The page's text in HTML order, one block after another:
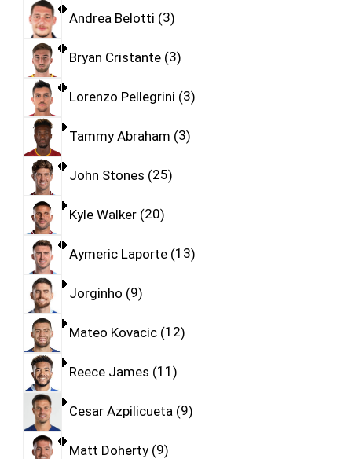
Andrea Belotti 3
Bryan Cristante 3
Lorenzo Pellegrini 3
Tammy Abraham 3
John Stones 25
Kyle Walker 20
Aymeric Laporte 13
Jorginho 9
Mateo Kovacic 12
Reece James 11
Cesar Azpilicueta 9
Matt Doherty 9